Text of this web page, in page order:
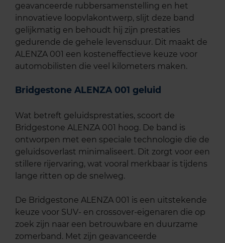
geavanceerde rubbersamenstelling en het
innovatieve loopvlakontwerp, slijt deze band
gelijkmatig en behoudt hij zijn prestaties
gedurende de gehele levensduur. Dit maakt de
ALENZA 001 een kosteneffectieve keuze voor
automobilisten die veel kilometers maken.
Bridgestone ALENZA 001 geluid
Wat betreft geluidsprestaties, scoort de
Bridgestone ALENZA 001 hoog. De band is
ontworpen met een speciale technologie die de
geluidsoverlast minimaliseert. Dit zorgt voor een
stillere rijervaring, wat vooral merkbaar is tijdens
lange ritten op de snelweg.
De Bridgestone ALENZA 001 is een uitstekende
keuze voor SUV- en crossover-eigenaren die op
zoek zijn naar een betrouwbare en duurzame
zomerband. Met zijn geavanceerde